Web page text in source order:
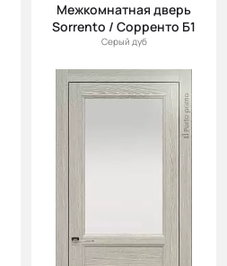
Межкомнатная дверь
Sorrento / Сорренто Б1
Серый дуб